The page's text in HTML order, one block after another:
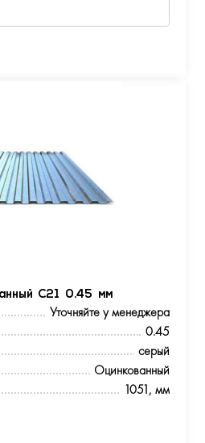
С21 0.45 мм
Уточняйте у менеджера
0.45
серый
Оцинкованный
1051, мм